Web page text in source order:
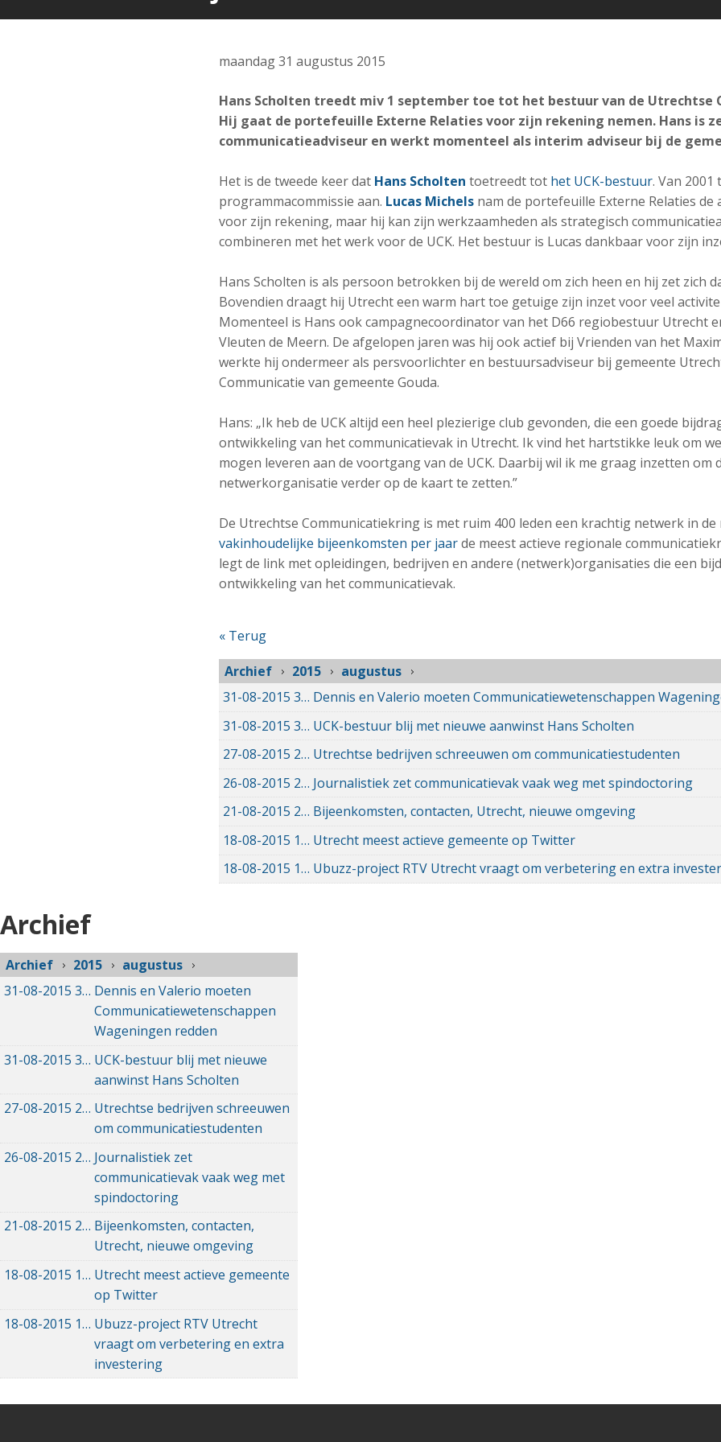
maandag 31 augustus 2015
Hans Scholten treedt miv 1 september toe tot het bestuur van de Utrechtse
Hij gaat de portefeuille Externe Relaties voor zijn rekening nemen. Hans is
communicatieadviseur en werkt momenteel als interim adviseur bij de
Het is de tweede keer dat Hans Scholten toetreedt tot het UCK-bestuur. Van
programmacommissie aan. Lucas Michels nam de portefeuille Externe Relaties
voor zijn rekening, maar hij kan zijn werkzaamheden als strategisch
combineren met het werk voor de UCK. Het bestuur is Lucas dankbaar voor zijn
Hans Scholten is als persoon betrokken bij de wereld om zich heen en hij zet zich
Bovendien draagt hij Utrecht een warm hart toe getuige zijn inzet voor veel
Momenteel is Hans ook campagnecoordinator van het D66 regiobestuur Utrecht
Vleuten de Meern. De afgelopen jaren was hij ook actief bij Vrienden van het
werkte hij ondermeer als persvoorlichter en bestuursadviseur bij gemeente
Communicatie van gemeente Gouda.
Hans: „Ik heb de UCK altijd een heel plezierige club gevonden, die een goede
ontwikkeling van het communicatievak in Utrecht. Ik vind het hartstikke leuk om
mogen leveren aan de voortgang van de UCK. Daarbij wil ik me graag inzetten om
netwerkorganisatie verder op de kaart te zetten.”
De Utrechtse Communicatiekring is met ruim 400 leden een krachtig netwerk in
vakinhoudelijke bijeenkomsten per jaarde meest actieve regionale
legt de link met opleidingen, bedrijven en andere (netwerk)organisaties die een
ontwikkeling van het communicatievak.
« Terug
Archief
2015
augustus
31-08-2015 31-08-2015 00:00
Dennis en Valerio moeten Communicatiewetenschappen
31-08-2015 31-08-2015 00:00
UCK-bestuur blij met nieuwe aanwinst Hans Scholten
27-08-2015 27-08-2015 00:00
Utrechtse bedrijven schreeuwen om communicatiestudenten
26-08-2015 26-08-2015 00:00
Journalistiek zet communicatievak vaak weg met spindoctoring
21-08-2015 21-08-2015 00:00
Bijeenkomsten, contacten, Utrecht, nieuwe omgeving
18-08-2015 18-08-2015 00:00
Utrecht meest actieve gemeente op Twitter
18-08-2015 18-08-2015 00:00 Ubuzz-project RTV Utrecht vraagt om verbetering en extra
Archief
Archief 2015
augustus
31-08-2015 31-08-2015 00:00
Dennis en Valerio moeten
Communicatiewetenschappen
Wageningen redden
31-08-2015 31-08-2015 00:00
UCK-bestuur blij met nieuwe
aanwinst Hans Scholten
27-08-2015 27-08-2015 00:00
Utrechtse bedrijven schreeuwen
om communicatiestudenten
26-08-2015 26-08-2015 00:00
Journalistiek zet
communicatievak vaak weg met
spindoctoring
21-08-2015 21-08-2015 00:00
Bijeenkomsten, contacten,
Utrecht, nieuwe omgeving
18-08-2015 18-08-2015 00:00
Utrecht meest actieve gemeente
op Twitter
18-08-2015 18-08-2015 00:00
Ubuzz-project RTV Utrecht
vraagt om verbetering en extra
investering